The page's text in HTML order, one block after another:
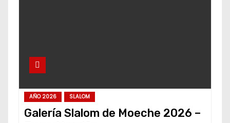
AÑO 2026 SLALOM
Galería Slalom de Moeche 2026 –